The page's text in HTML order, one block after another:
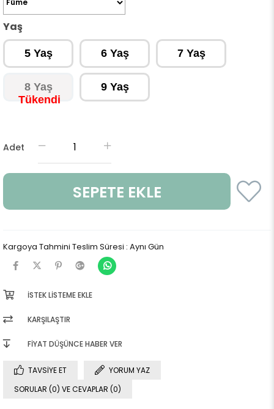
Yaş
5 Yaş 6 Yaş 7 Yaş
8 Yaş 9 Yaş
Adet
Kargoya Tahmini Teslim Süresi : Aynı Gün
İSTEK LISTEME EKLE
KARŞILAŞTIR
FIYAT DÜŞÜNCE HABER VER
TAVSIYE ET
YORUM YAZ
SORULAR (0) VE CEVAPLAR (0)